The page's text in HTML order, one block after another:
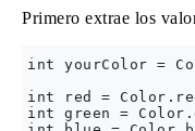
Primero extrae los
int yourColor =
int red =
int green =